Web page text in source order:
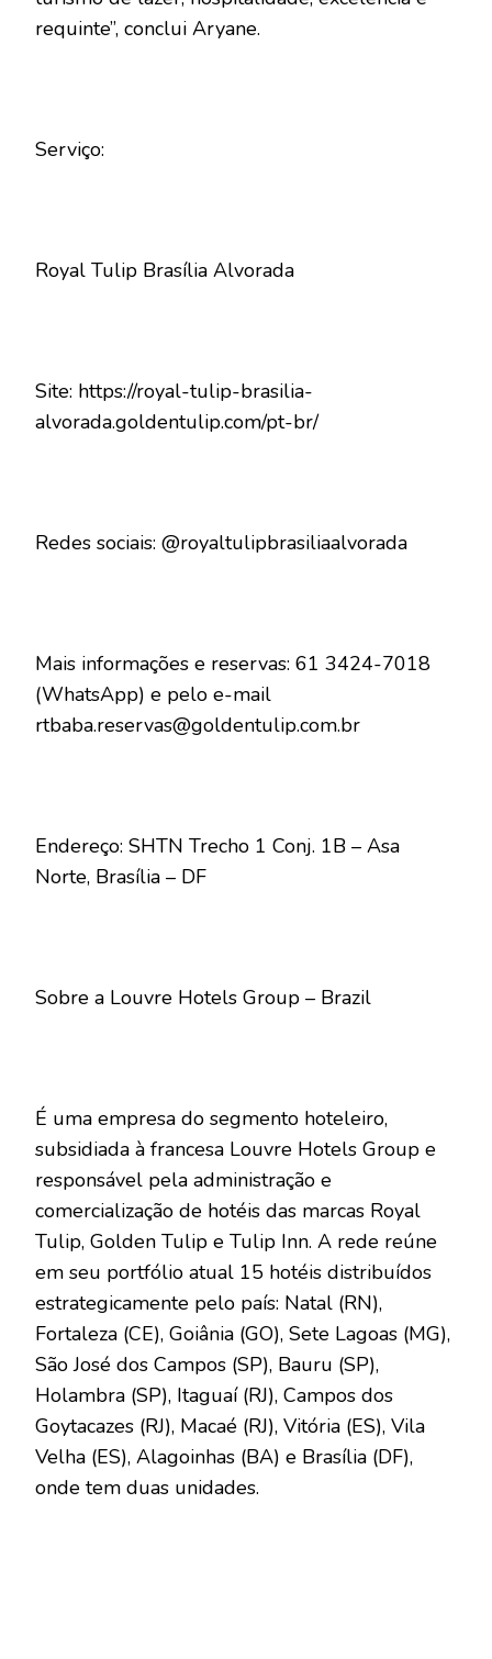
requinte”, conclui Aryane.
Serviço:
Royal Tulip Brasília Alvorada
Site: https://royal-tulip-brasilia-
alvorada.goldentulip.com/pt-br/
Redes sociais: @royaltulipbrasiliaalvorada
Mais informações e reservas: 61 3424-7018
(WhatsApp) e pelo e-mail
rtbaba.reservas@goldentulip.com.br
Endereço: SHTN Trecho 1 Conj. 1B – Asa
Norte, Brasília – DF
Sobre a Louvre Hotels Group – Brazil
É uma empresa do segmento hoteleiro,
subsidiada à francesa Louvre Hotels Group e
responsável pela administração e
comercialização de hotéis das marcas Royal
Tulip, Golden Tulip e Tulip Inn. A rede reúne
em seu portfólio atual 15 hotéis distribuídos
estrategicamente pelo país: Natal (RN),
Fortaleza (CE), Goiânia (GO), Sete Lagoas (MG),
São José dos Campos (SP), Bauru (SP),
Holambra (SP), Itaguaí (RJ), Campos dos
Goytacazes (RJ), Macaé (RJ), Vitória (ES), Vila
Velha (ES), Alagoinhas (BA) e Brasília (DF),
onde tem duas unidades.